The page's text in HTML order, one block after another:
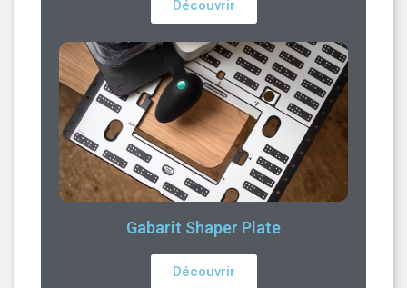
Découvrir
Gabarit Shaper Plate
Découvrir